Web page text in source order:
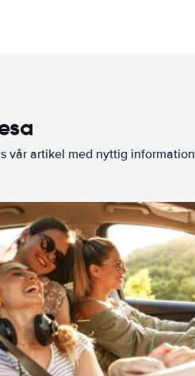
vår artikel med nyttig information